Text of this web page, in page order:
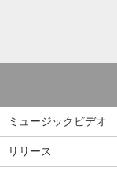
ミュージックビデオ
リリース